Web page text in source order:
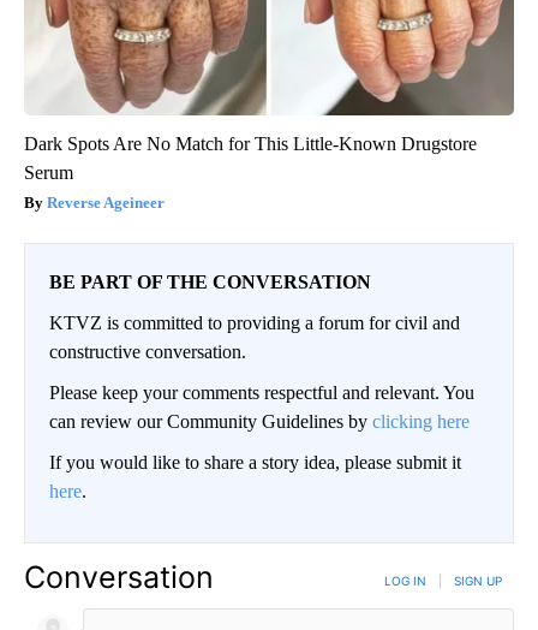
Dark Spots Are No Match for This Little-Known Drugstore
Serum
Reverse Ageineer
BE PART OF THE CONVERSATION
KTVZ is committed to providing a forum for civil and
constructive conversation.
Please keep your comments respectful and relevant. You
can review our Community Guidelines by clicking here
If you would like to share a story idea, please submit it
here.
Conversation LOG IN SIGN UP